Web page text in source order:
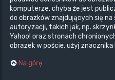
komputerze, chyba że jest
do obrazków znajdujących się
autoryzacji, takich jak, np.
Yahoo! oraz stronach
obrazek w poście, użyj znacznika
Na górę